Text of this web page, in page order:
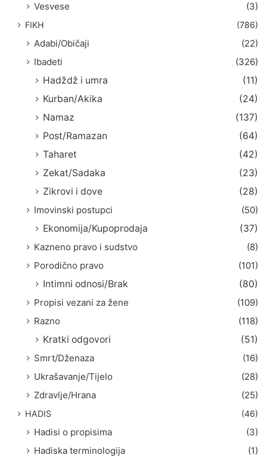
Vesvese
(3)
FIKH (786)
Adabi/Običaji
(22)
Ibadeti
(326)
Hadždž i umra
(11)
Kurban/Akika
(24)
Namaz
(137)
Post/Ramazan
(64)
Taharet
(42)
Zekat/Sadaka
(23)
Zikrovi i dove
(28)
Imovinski postupci
(50)
Ekonomija/Kupoprodaja
(37)
Kazneno pravo i sudstvo
(8)
Porodično pravo
(101)
Intimni odnosi/Brak
(80)
Propisi vezani za žene
(109)
Razno
(118)
Kratki odgovori
(51)
Smrt/Dženaza
(16)
Ukrašavanje/Tijelo
(28)
Zdravlje/Hrana
(25)
HADIS (46)
Hadisi o propisima
(3)
Hadiska terminologija
(1)